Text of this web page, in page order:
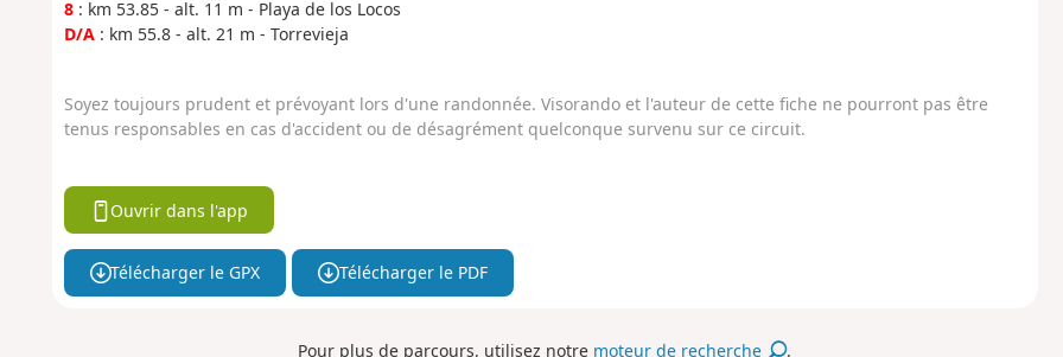
8: km 53.85 - alt. 11 m - Playa de los Locos
D/A: km 55.8 - alt. 21 m - Torrevieja
Soyez toujours prudent et prévoyant lors d'une randonnée. Visorando et l'auteur de cette fiche ne pourront pas être
tenus responsables en cas d'accident ou de désagrément quelconque survenu sur ce circuit.
Ouvrir dans l'app
Télécharger le GPX Télécharger le PDF
Pour plus de parcours, utilisez notre moteur de recherche .